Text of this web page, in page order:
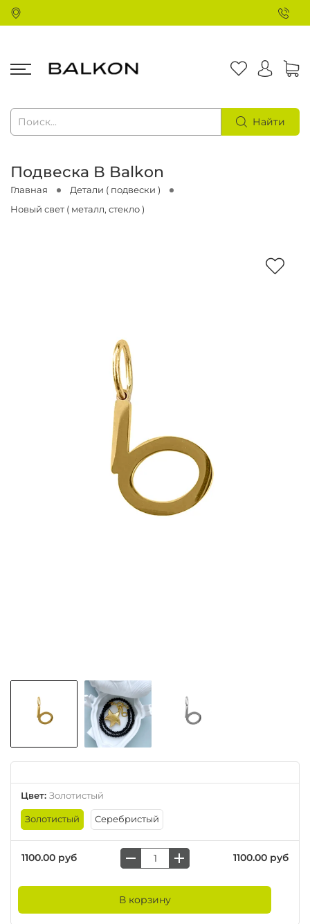
Найти
Подвеска B Balkon
Главная
Детали ( подвески )
Новый свет ( металл, стекло )
Цвет: Золотистый
Золотистый Серебристый
1100.00 руб 1100.00 руб
В корзину